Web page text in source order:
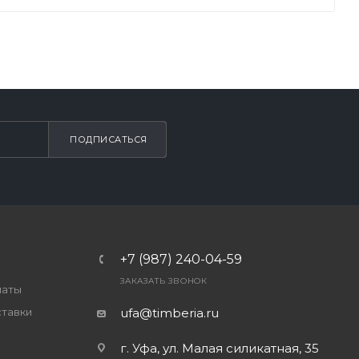
ПОДПИСАТЬСЯ
+7 (987) 240-04-59
ЗАКАЗАТЬ ЗВОНОК
ufa@timberia.ru
г. Уфа, ул. Малая силикатная, 35